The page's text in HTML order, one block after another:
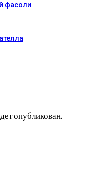
фасоли
опубликован.